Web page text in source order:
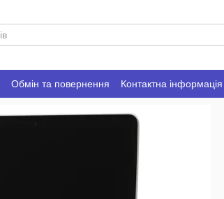
Обмін та повернення Контактна інформація